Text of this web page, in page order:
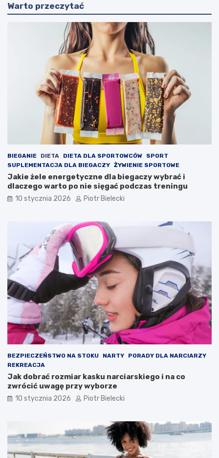
Warto przeczytać
BIEGANIE DIETA DIETA DLA SPORTOWCÓW
SPORT
SUPLEMENTACJA DLA BIEGACZY ŻYWIENIE SPORTOWE
Jakie żele energetyczne dla biegaczy wybrać i
dlaczego warto po nie sięgać podczas treningu
10 stycznia 2026 Piotr Bielecki
BEZPIECZEŃSTWO NA STOKU NARTY
PORADY DLA NARCIARZY
REKREACJA
Jak dobrać rozmiar kasku narciarskiego i na co
zwrócić uwagę przy wyborze
10 stycznia 2026 Piotr Bielecki